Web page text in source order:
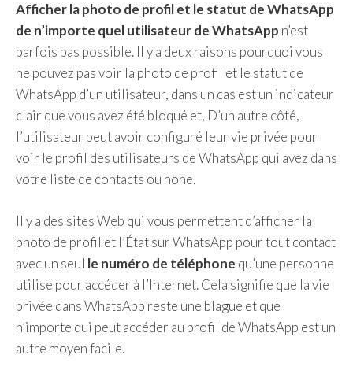
Afficher la photo de profil et le statut de WhatsApp
de n’importe quel utilisateur de WhatsApp n’est
parfois pas possible. Il y a deux raisons pourquoi vous
ne pouvez pas voir la photo de profil et le statut de
WhatsApp d’un utilisateur, dans un cas est un indicateur
clair que vous avez été bloqué et, D’un autre côté,
l’utilisateur peut avoir configuré leur vie privée pour
voir le profil des utilisateurs de WhatsApp qui avez dans
votre liste de contacts ou none.
Il y a des sites Web qui vous permettent d’afficher la
photo de profil et l’État sur WhatsApp pour tout contact
avec un seul le numéro de téléphone qu’une personne
utilise pour accéder à l’Internet. Cela signifie que la vie
privée dans WhatsApp reste une blague et que
n’importe qui peut accéder au profil de WhatsApp est un
autre moyen facile.